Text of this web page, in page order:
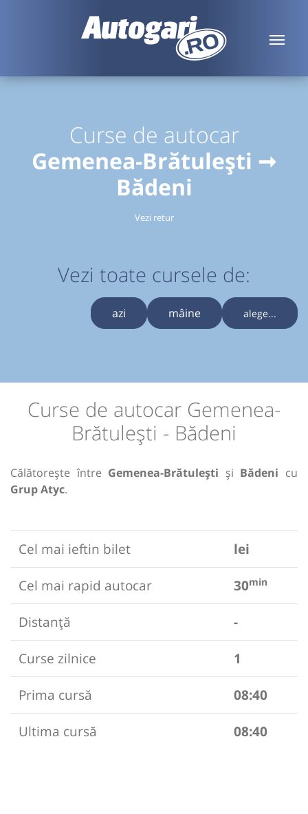
Curse de autocar
Gemenea-Brătulești ➞
Bădeni
Vezi retur
Vezi toate cursele de:
azi mâine alege...
Curse de autocar Gemenea-
Brătulești - Bădeni
Călătorește între Gemenea-Brătulești și Bădeni cu
Grup Atyc.
Cel mai ieftin bilet
lei
Cel mai rapid autocar
30min
Distanță
-
Curse zilnice
1
Prima cursă
08:40
Ultima cursă
08:40